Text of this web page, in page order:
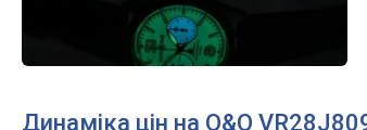
Динаміка цін на Q&Q